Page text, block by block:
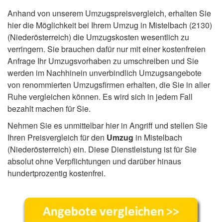
Anhand von unserem Umzugspreisvergleich, erhalten Sie
hier die Möglichkeit bei Ihrem Umzug in Mistelbach (2130)
(Niederösterreich) die Umzugskosten wesentlich zu
verringern. Sie brauchen dafür nur mit einer kostenfreien
Anfrage Ihr Umzugsvorhaben zu umschreiben und Sie
werden im Nachhinein unverbindlich Umzugsangebote
von renommierten Umzugsfirmen erhalten, die Sie in aller
Ruhe vergleichen können. Es wird sich in jedem Fall
bezahlt machen für Sie.
Nehmen Sie es unmittelbar hier in Angriff und stellen Sie
Ihren Preisvergleich für den Umzug in Mistelbach
(Niederösterreich) ein. Diese Dienstleistung ist für Sie
absolut ohne Verpflichtungen und darüber hinaus
hundertprozentig kostenfrei.